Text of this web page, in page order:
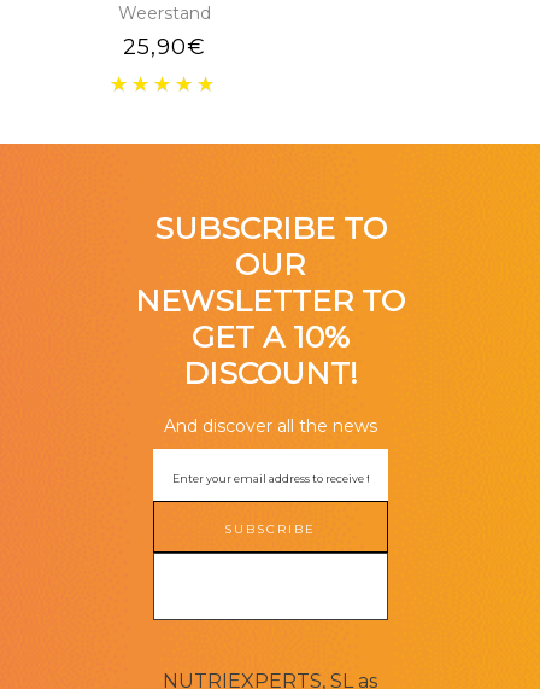
Weerstand
25,90€
SUBSCRIBE TO
OUR
NEWSLETTER TO
GET A 10%
DISCOUNT!
And discover all the news
SUBSCRIBE
NUTRIEXPERTS, SL as